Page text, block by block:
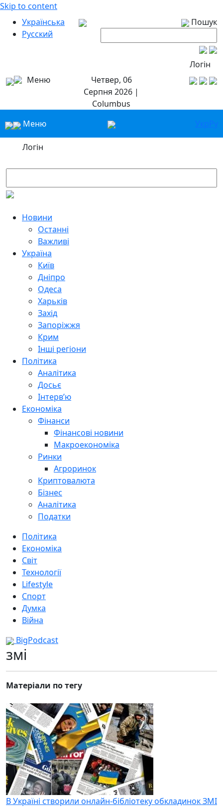
Skip to content
Українська
Русский
Пошук
Логін
Меню
Четвер, 06
Серпня 2026 |
Columbus
Меню
УкрРу
Логін
Новини
Останні
Важливі
Україна
Київ
Дніпро
Одеса
Харьків
Захід
Запоріжжя
Крим
Інші регіони
Політика
Аналітика
Досьє
Інтерв’ю
Економіка
Фінанси
Фінансові новини
Макроекономіка
Ринки
Агроринок
Криптовалюта
Бізнес
Аналітика
Податки
Політика
Економіка
Світ
Технології
Lifestyle
Спорт
Думка
Війна
BigPodcast
змі
Матеріали по тегу
В Україні створили онлайн-бібліотеку обкладинок ЗМІ